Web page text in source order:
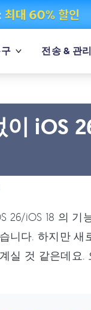
전송 & 관리
iOS
26/iOS 18 의
니다. 하지만
실 것 같은데요